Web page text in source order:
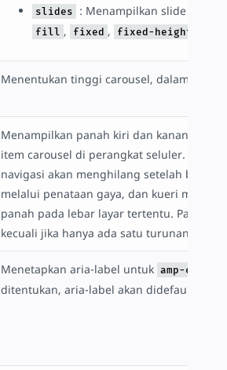
slides : Menampilkan slide per
fill , fixed , fixed-height
Menentukan tinggi carousel, dalam piksel.
Menampilkan panah kiri dan kanan
item carousel di perangkat seluler. Pada
navigasi akan menghilang setelah
melalui penataan gaya, dan kueri media
panah pada lebar layar tertentu. Pada
kecuali jika hanya ada satu turunan.
Menetapkan aria-label untuk amp-
ditentukan, aria-label akan didefaultkan